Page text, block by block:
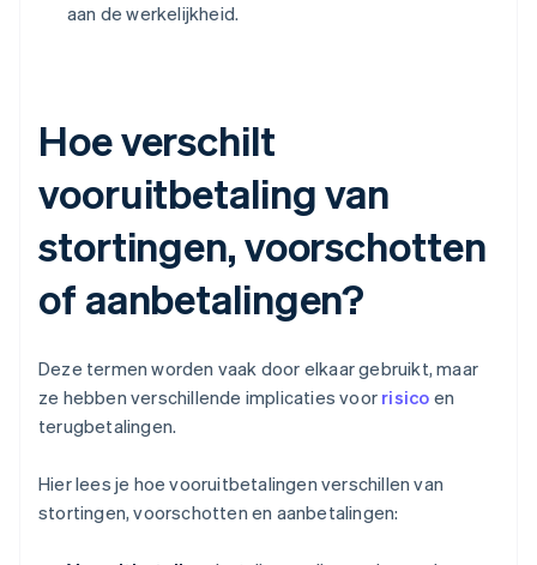
aan de werkelijkheid.
Hoe verschilt
vooruitbetaling van
stortingen, voorschotten
of aanbetalingen?
Deze termen worden vaak door elkaar gebruikt, maar
ze hebben verschillende implicaties voor risico en
terugbetalingen.
Hier lees je hoe vooruitbetalingen verschillen van
stortingen, voorschotten en aanbetalingen: